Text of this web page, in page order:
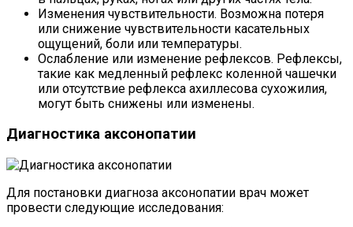
Изменения чувствительности. Возможна потеря
или снижение чувствительности касательных
ощущений, боли или температуры.
Ослабление или изменение рефлексов. Рефлексы,
такие как медленный рефлекс коленной чашечки
или отсутствие рефлекса ахиллесова сухожилия,
могут быть снижены или изменены.
Диагностика аксонопатии
Для постановки диагноза аксонопатии врач может
провести следующие исследования: